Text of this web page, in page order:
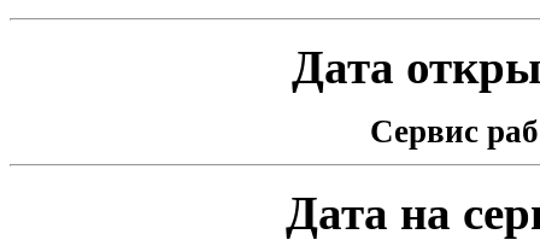
Дата
Сервис
Дата на